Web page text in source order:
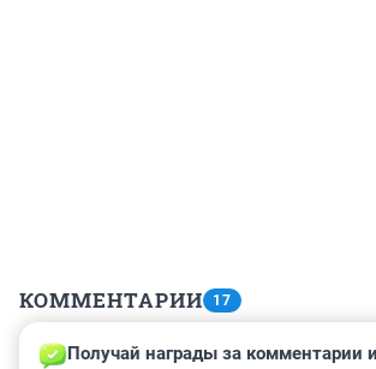
КОММЕНТАРИИ 17
Гость
Получай награды за комментарии